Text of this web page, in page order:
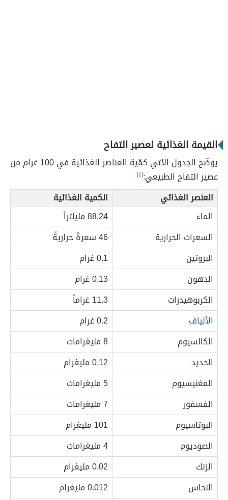
القيمة الغذائية لعصير التفاح
يوضّح الجدول الآتي كمّية العناصر الغذائية في 100 غرام من
عصير التفاح الطبيعي:[٤]
العنصر الغذائي
الكمية الغذائية
الماء
88.24 مليلتراً
السعرات الحرارية
46 سعرةً حراريةً
البروتين
0.1 غرام
الدهون
0.13 غرام
الكربوهيدرات
11.3 غراماً
الألياف
0.2 غرام
الكالسيوم
8 مليغرامات
الحديد
0.12 مليغرام
المغنيسيوم
5 مليغرامات
الفسفور
7 مليغرامات
البوتاسيوم
101 مليغرام
الصوديوم
4 مليغرامات
الزنك
0.02 مليغرام
النحاس
0.012 مليغرام